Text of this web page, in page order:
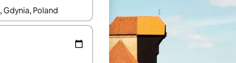
표 키를 사용하거나 터치 또는 스와이프 동작으로 탐색하세요.